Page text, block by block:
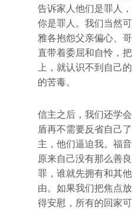
告诉家人他们是罪人
你是罪人。我们当然
雅各抱怨父亲偏心、
直带着委屈和自怜，
上，就认识不到自己
的苦毒。
信主之后，我们还学
盾再不需要反省自己
主，他们逼迫我。福
原来自己没有那么善
罪，谁就先拥有和其
由。如果我们把焦点
得安慰，所有的回家